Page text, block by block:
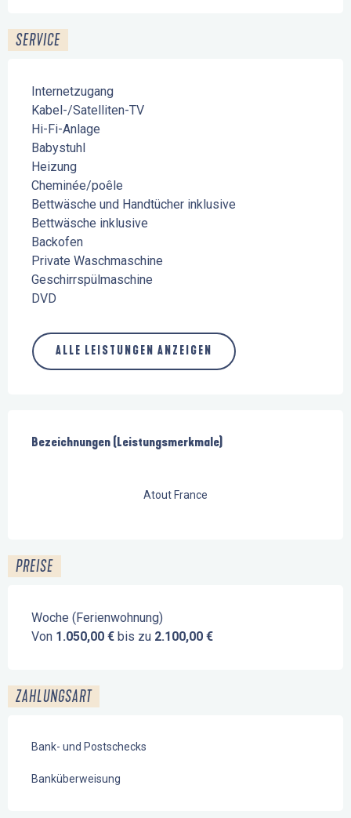
SERVICE
Internetzugang
Kabel-/Satelliten-TV
Hi-Fi-Anlage
Babystuhl
Heizung
Cheminée/poêle
Bettwäsche und Handtücher inklusive
Bettwäsche inklusive
Backofen
Private Waschmaschine
Geschirrspülmaschine
DVD
ALLE LEISTUNGEN ANZEIGEN
Bezeichnungen (Leistungsmerkmale)
Bezeichnungen (Leistungsmerkmale)
Atout France
PREISE
Woche (Ferienwohnung)
Von 1.050,00 € bis zu 2.100,00 €
ZAHLUNGSART
Bank- und Postschecks
Banküberweisung